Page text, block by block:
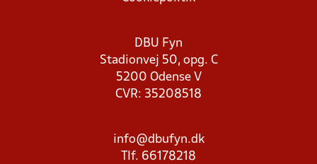
DBU Fyn
Stadionvej 50, opg. C
5200 Odense V
CVR: 35208518
info@dbufyn.dk
Tlf. 66178218